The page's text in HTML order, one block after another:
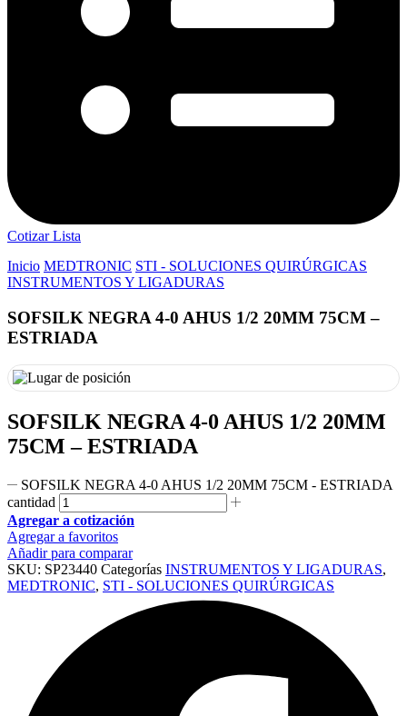
Cotizar Lista
Inicio MEDTRONIC STI - SOLUCIONES QUIRÚRGICAS
INSTRUMENTOS Y LIGADURAS
SOFSILK NEGRA 4-0 AHUS 1/2 20MM 75CM –
ESTRIADA
SOFSILK NEGRA 4-0 AHUS 1/2 20MM
75CM – ESTRIADA
SOFSILK NEGRA 4-0 AHUS 1/2 20MM 75CM - ESTRIADA
cantidad
Agregar a cotización
Agregar a favoritos
Añadir para comparar
SKU: SP23440 Categorías INSTRUMENTOS Y LIGADURAS,
MEDTRONIC, STI - SOLUCIONES QUIRÚRGICAS